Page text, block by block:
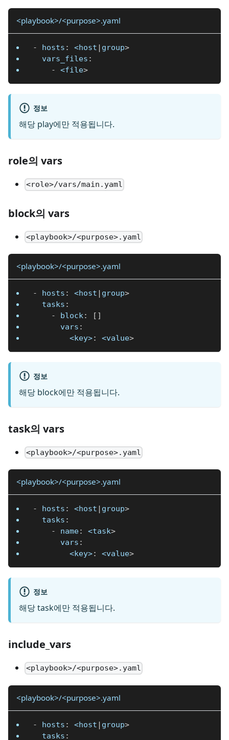
<playbook>/<purpose>.yaml
- hosts : <host | group>
vars_files :
-
<file>
정보
해당 play에만 적용됩니다.
role의 vars
<role>/vars/main.yaml
block의 vars
<playbook>/<purpose>.yaml
<playbook>/<purpose>.yaml
- hosts : <host | group>
tasks :
-
block: [ ]
vars :
<key>: <value>
정보
해당 block에만 적용됩니다.
task의 vars
<playbook>/<purpose>.yaml
<playbook>/<purpose>.yaml
- hosts : <host | group>
tasks :
-
name: <task>
vars :
<key>: <value>
정보
해당 task에만 적용됩니다.
include_vars
<playbook>/<purpose>.yaml
<playbook>/<purpose>.yaml
- hosts : <host | group>
tasks :